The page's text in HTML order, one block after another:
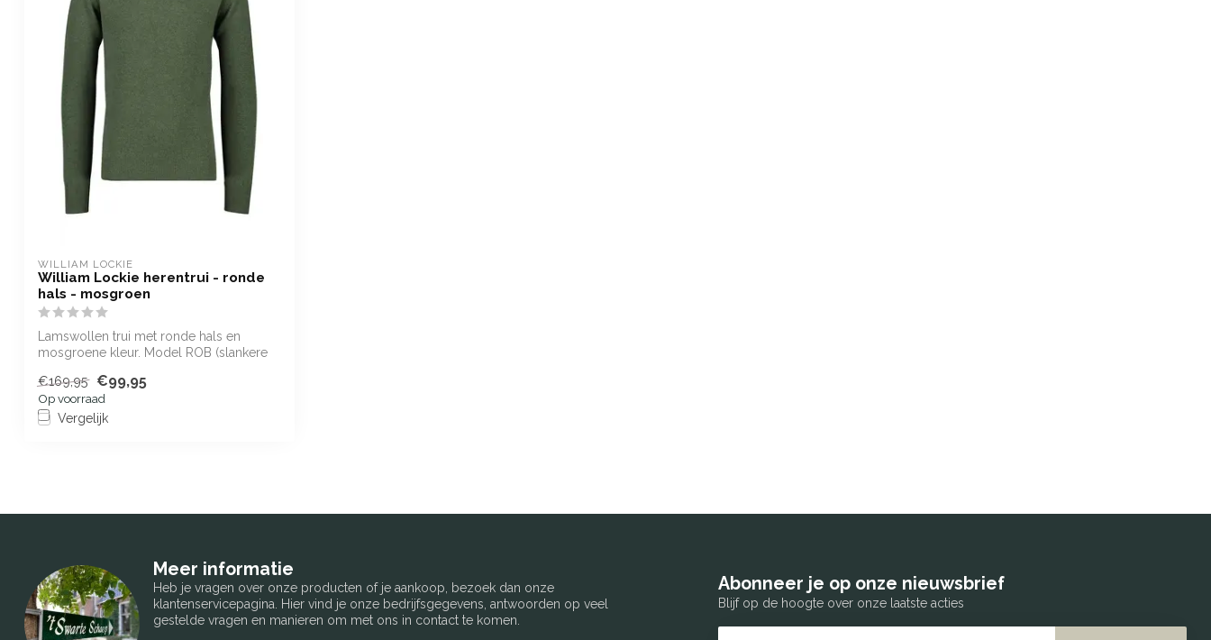
WILLIAM LOCKIE
William Lockie herentrui - ronde
hals - mosgroen
Lamswollen trui met ronde hals en
mosgroene kleur. Model ROB (slankere
€169,95 €99,95
Op voorraad
Vergelijk
Meer informatie
Heb je vragen over onze producten of je aankoop, bezoek dan onze
klantenservicepagina. Hier vind je onze bedrijfsgegevens, antwoorden op veel
gestelde vragen en manieren om met ons in contact te komen.
Abonneer je op onze nieuwsbrief
Blijf op de hoogte over onze laatste acties